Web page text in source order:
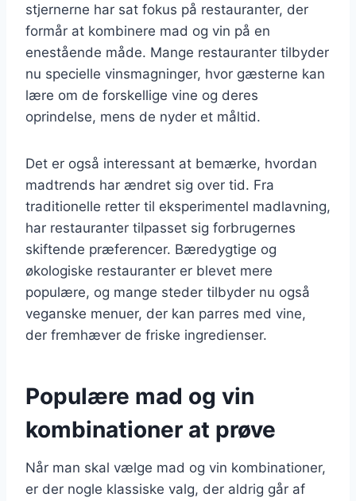
stjernerne har sat fokus på restauranter, der
formår at kombinere mad og vin på en
enestående måde. Mange restauranter tilbyder
nu specielle vinsmagninger, hvor gæsterne kan
lære om de forskellige vine og deres
oprindelse, mens de nyder et måltid.
Det er også interessant at bemærke, hvordan
madtrends har ændret sig over tid. Fra
traditionelle retter til eksperimentel madlavning,
har restauranter tilpasset sig forbrugernes
skiftende præferencer. Bæredygtige og
økologiske restauranter er blevet mere
populære, og mange steder tilbyder nu også
veganske menuer, der kan parres med vine,
der fremhæver de friske ingredienser.
Populære mad og vin
kombinationer at prøve
Når man skal vælge mad og vin kombinationer,
er der nogle klassiske valg, der aldrig går af